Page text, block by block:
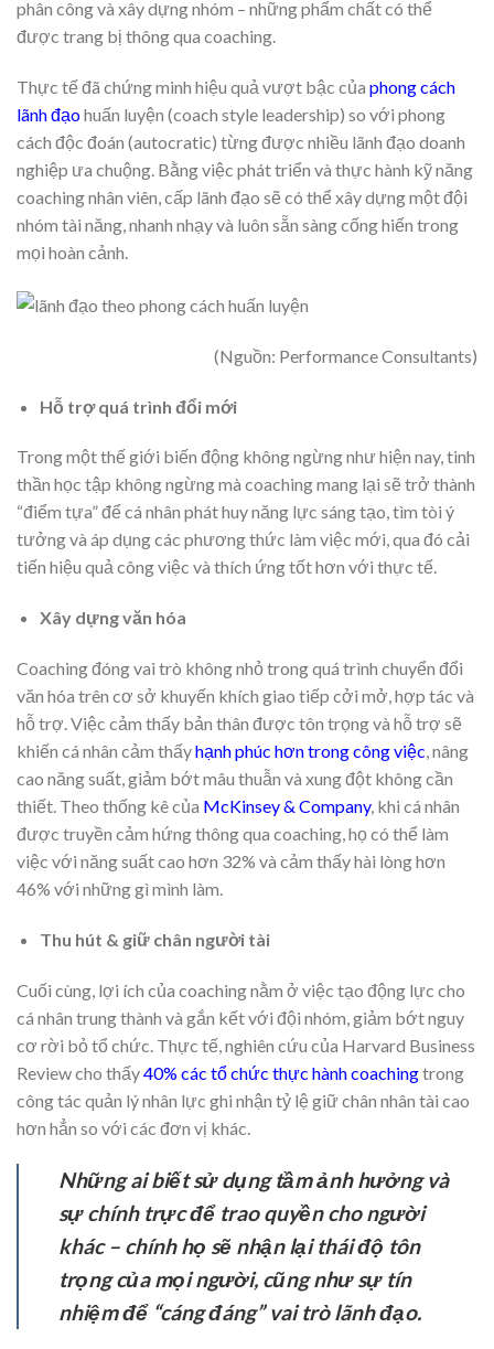
phân công và xây dựng nhóm – những phẩm chất có thể
được trang bị thông qua coaching.
Thực tế đã chứng minh hiệu quả vượt bậc của phong cách
lãnh đạohuấn luyện (coach style leadership) so với phong
cách độc đoán (autocratic) từng được nhiều lãnh đạo doanh
nghiệp ưa chuộng. Bằng việc phát triển và thực hành kỹ năng
coaching nhân viên, cấp lãnh đạo sẽ có thể xây dựng một đội
nhóm tài năng, nhanh nhạy và luôn sẵn sàng cống hiến trong
mọi hoàn cảnh.
(Nguồn: Performance Consultants)
Hỗ trợ quá trình đổi mới
Trong một thế giới biến động không ngừng như hiện nay, tinh
thần học tập không ngừng mà coaching mang lại sẽ trở thành
“điểm tựa” để cá nhân phát huy năng lực sáng tạo, tìm tòi ý
tưởng và áp dụng các phương thức làm việc mới, qua đó cải
tiến hiệu quả công việc và thích ứng tốt hơn với thực tế.
Xây dựng văn hóa
Coaching đóng vai trò không nhỏ trong quá trình chuyển đổi
văn hóa trên cơ sở khuyến khích giao tiếp cởi mở, hợp tác và
hỗ trợ. Việc cảm thấy bản thân được tôn trọng và hỗ trợ sẽ
khiến cá nhân cảm thấyhạnh phúc hơn trong công việc, nâng
cao năng suất, giảm bớt mâu thuẫn và xung đột không cần
thiết. Theo thống kê của McKinsey & Company, khi cá nhân
được truyền cảm hứng thông qua coaching, họ có thể làm
việc với năng suất cao hơn 32% và cảm thấy hài lòng hơn
46% với những gì mình làm.
Thu hút & giữ chân người tài
Cuối cùng, lợi ích của coaching nằm ở việc tạo động lực cho
cá nhân trung thành và gắn kết với đội nhóm, giảm bớt nguy
cơ rời bỏ tổ chức. Thực tế, nghiên cứu của Harvard Business
Review cho thấy40% các tổ chức thực hành coachingtrong
công tác quản lý nhân lực ghi nhận tỷ lệ giữ chân nhân tài cao
hơn hẳn so với các đơn vị khác.
Những ai biết sử dụng tầm ảnh hưởng và
sự chính trực để trao quyền cho người
khác – chính họ sẽ nhận lại thái độ tôn
trọng của mọi người, cũng như sự tín
nhiệm để “cáng đáng” vai trò lãnh đạo.